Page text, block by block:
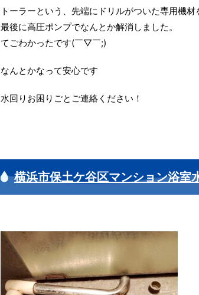
トーラーという、先端にドリルがついた専用機材
最後に高圧ポンプでなんとか解消しました。
てごわかったです(￣▽￣;)
なんとかなって安心です
水回りお困りごとご連絡ください！
横浜市保土ケ谷区マンション浴室